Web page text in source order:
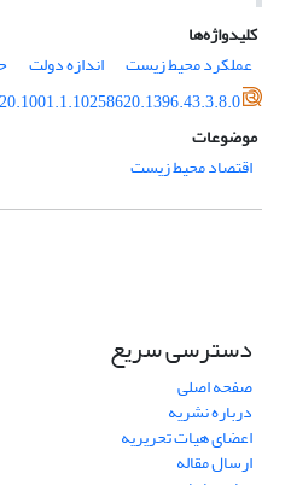
کلیدواژه‌ها
عملکرد محیط زیست
اندازه دولت
20.1001.1.10258620.1396.43.3.8.0
موضوعات
اقتصاد محیط زیست
دسترسی سریع
صفحه اصلی
درباره نشریه
اعضای هیات تحریریه
ارسال مقاله